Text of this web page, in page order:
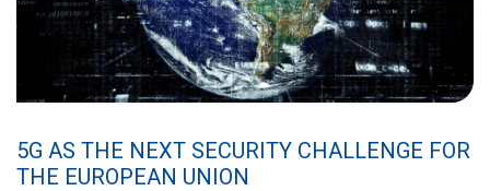
5G AS THE NEXT SECURITY CHALLENGE FOR
THE EUROPEAN UNION